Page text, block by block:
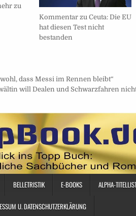
zu
Kommentar zu Ceuta: Die EU
hat diesen Test nicht
bestanden
dass Messi im Rennen bleibt“
will Dealen und Schwarzfahren